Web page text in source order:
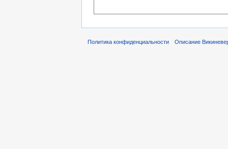
Политика конфиденциальности Описание